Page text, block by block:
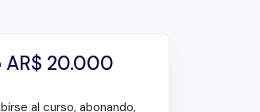
AR$ 20.000
al curso, abonando,